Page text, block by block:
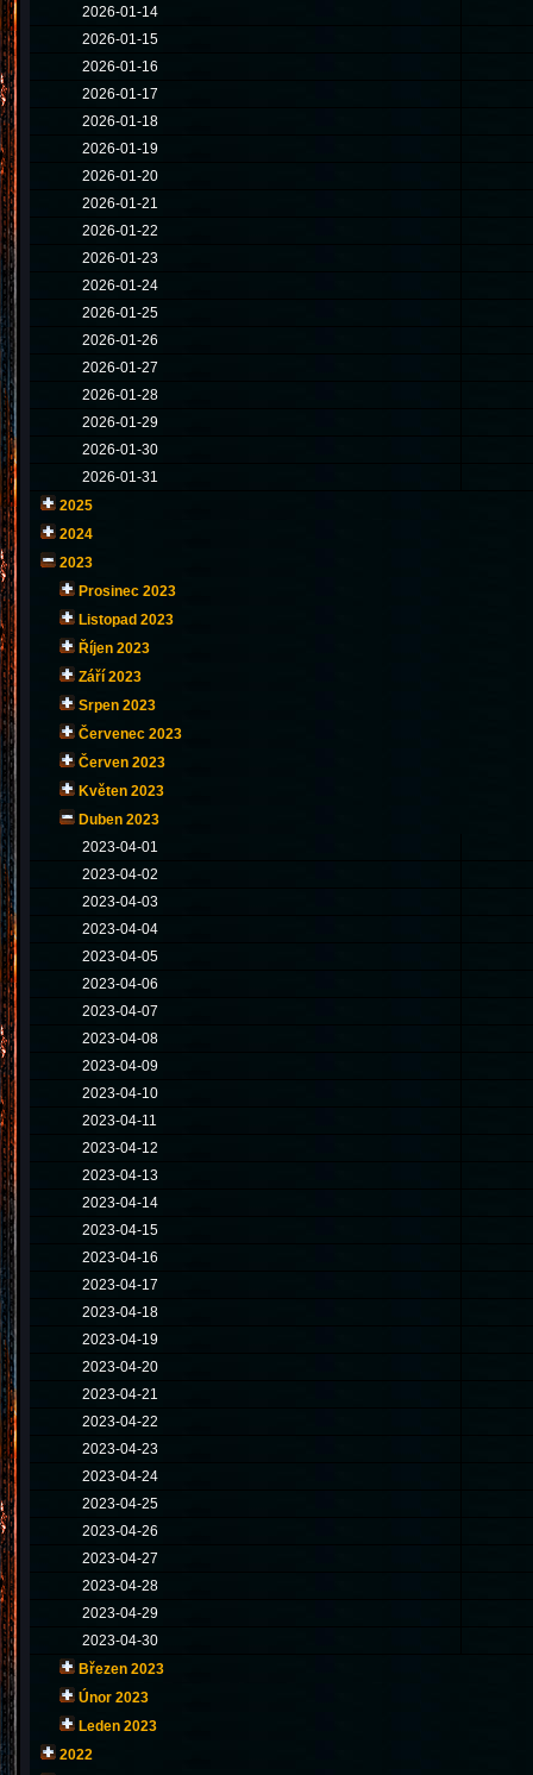
2026-01-14
2026-01-15
2026-01-16
2026-01-17
2026-01-18
2026-01-19
2026-01-20
2026-01-21
2026-01-22
2026-01-23
2026-01-24
2026-01-25
2026-01-26
2026-01-27
2026-01-28
2026-01-29
2026-01-30
2026-01-31
2025
2024
2023
Prosinec 2023
Listopad 2023
Říjen 2023
Září 2023
Srpen 2023
Červenec 2023
Červen 2023
Květen 2023
Duben 2023
2023-04-01
2023-04-02
2023-04-03
2023-04-04
2023-04-05
2023-04-06
2023-04-07
2023-04-08
2023-04-09
2023-04-10
2023-04-11
2023-04-12
2023-04-13
2023-04-14
2023-04-15
2023-04-16
2023-04-17
2023-04-18
2023-04-19
2023-04-20
2023-04-21
2023-04-22
2023-04-23
2023-04-24
2023-04-25
2023-04-26
2023-04-27
2023-04-28
2023-04-29
2023-04-30
Březen 2023
Únor 2023
Leden 2023
2022